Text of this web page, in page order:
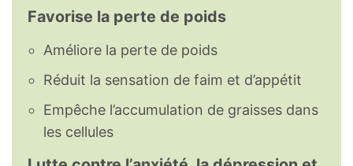
Favorise la perte de poids
Améliore la perte de poids
Réduit la sensation de faim et d’appétit
Empêche l’accumulation de graisses dans
les cellules